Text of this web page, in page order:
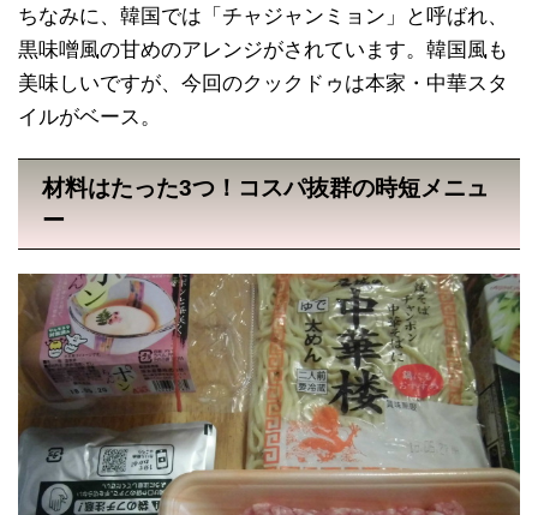
ちなみに、韓国では「チャジャンミョン」と呼ばれ、
黒味噌風の甘めのアレンジがされています。韓国風も
美味しいですが、今回のクックドゥは本家・中華スタ
イルがベース。
材料はたった3つ！コスパ抜群の時短メニュ
ー